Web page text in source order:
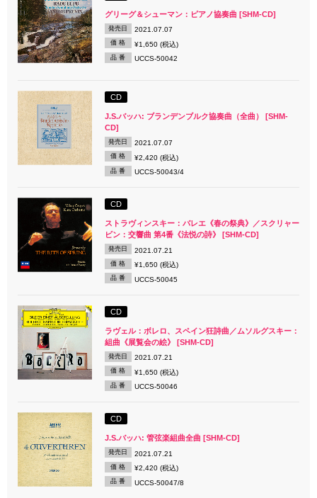
グリーグ＆シューマン：ピアノ協奏曲 [SHM-CD]
発売日 2021.07.07
価 格 ¥1,650 (税込)
品 番 UCCS-50042
CD
J.S.バッハ: ブランデンブルク協奏曲（全曲） [SHM-
CD]
発売日 2021.07.07
価 格 ¥2,420 (税込)
品 番 UCCS-50043/4
CD
ストラヴィンスキー：バレエ《春の祭典》／スクリャー
ビン：交響曲 第4番《法悦の詩》 [SHM-CD]
発売日 2021.07.21
価 格 ¥1,650 (税込)
品 番 UCCS-50045
CD
ラヴェル：ボレロ、スペイン狂詩曲／ムソルグスキー：
組曲《展覧会の絵》 [SHM-CD]
発売日 2021.07.21
価 格 ¥1,650 (税込)
品 番 UCCS-50046
CD
J.S.バッハ: 管弦楽組曲全曲 [SHM-CD]
発売日 2021.07.21
価 格 ¥2,420 (税込)
品 番 UCCS-50047/8